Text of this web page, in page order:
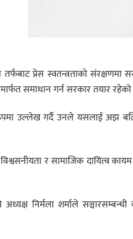
प्रेस स्वतन्त्रताको संरक्षणमा
समाधान गर्न सरकार तयार रहेको
उल्लेख गर्दै उनले यसलाई अझ
र सामाजिक दायित्व
निर्मला शर्माले सञ्चारसम्बन्धी